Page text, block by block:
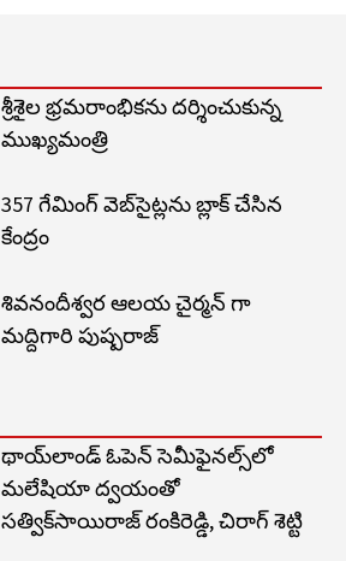
శ్రీశైల భ్రమరాంభికను దర్శించుకున్న
ముఖ్యమంత్రి
357 గేమింగ్ వెబ్‌సైట్లను బ్లాక్ చేసిన
కేంద్రం
శివనందీశ్వర ఆలయ చైర్మన్ గా
మద్దిగారి పుష్పరాజ్
థాయ్‌లాండ్ ఓపెన్ సెమీఫైనల్స్‌లో
మలేషియా ద్వయంతో
సత్విక్‌సాయిరాజ్ రంకిరెడ్డి, చిరాగ్ శెట్టి